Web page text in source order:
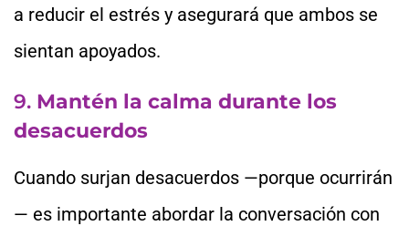
a reducir el estrés y asegurará que ambos se
sientan apoyados.
9. Mantén la calma durante los
desacuerdos
Cuando surjan desacuerdos —porque ocurrirán
— es importante abordar la conversación con